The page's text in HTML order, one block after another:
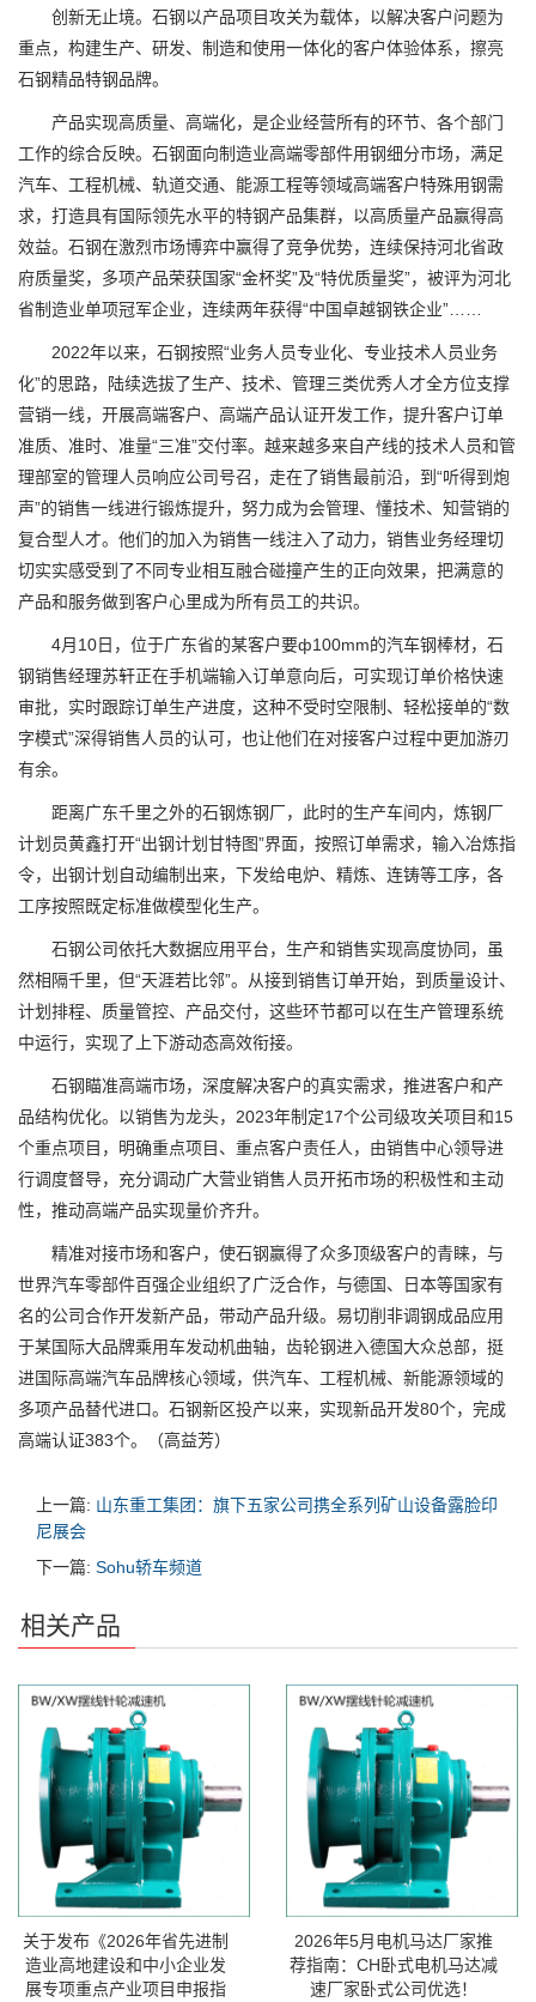
创新无止境。石钢以产品项目攻关为载体，以解决客户问题为
重点，构建生产、研发、制造和使用一体化的客户体验体系，擦亮
石钢精品特钢品牌。
产品实现高质量、高端化，是企业经营所有的环节、各个部门
工作的综合反映。石钢面向制造业高端零部件用钢细分市场，满足
汽车、工程机械、轨道交通、能源工程等领域高端客户特殊用钢需
求，打造具有国际领先水平的特钢产品集群，以高质量产品赢得高
效益。石钢在激烈市场博弈中赢得了竞争优势，连续保持河北省政
府质量奖，多项产品荣获国家“金杯奖”及“特优质量奖”，被评为河北
省制造业单项冠军企业，连续两年获得“中国卓越钢铁企业”……
2022年以来，石钢按照“业务人员专业化、专业技术人员业务
化”的思路，陆续选拔了生产、技术、管理三类优秀人才全方位支撑
营销一线，开展高端客户、高端产品认证开发工作，提升客户订单
准质、准时、准量“三准”交付率。越来越多来自产线的技术人员和管
理部室的管理人员响应公司号召，走在了销售最前沿，到“听得到炮
声”的销售一线进行锻炼提升，努力成为会管理、懂技术、知营销的
复合型人才。他们的加入为销售一线注入了动力，销售业务经理切
切实实感受到了不同专业相互融合碰撞产生的正向效果，把满意的
产品和服务做到客户心里成为所有员工的共识。
4月10日，位于广东省的某客户要ф100mm的汽车钢棒材，石
钢销售经理苏轩正在手机端输入订单意向后，可实现订单价格快速
审批，实时跟踪订单生产进度，这种不受时空限制、轻松接单的“数
字模式”深得销售人员的认可，也让他们在对接客户过程中更加游刃
有余。
距离广东千里之外的石钢炼钢厂，此时的生产车间内，炼钢厂
计划员黄鑫打开“出钢计划甘特图”界面，按照订单需求，输入冶炼指
令，出钢计划自动编制出来，下发给电炉、精炼、连铸等工序，各
工序按照既定标准做模型化生产。
石钢公司依托大数据应用平台，生产和销售实现高度协同，虽
然相隔千里，但“天涯若比邻”。从接到销售订单开始，到质量设计、
计划排程、质量管控、产品交付，这些环节都可以在生产管理系统
中运行，实现了上下游动态高效衔接。
石钢瞄准高端市场，深度解决客户的真实需求，推进客户和产
品结构优化。以销售为龙头，2023年制定17个公司级攻关项目和15
个重点项目，明确重点项目、重点客户责任人，由销售中心领导进
行调度督导，充分调动广大营业销售人员开拓市场的积极性和主动
性，推动高端产品实现量价齐升。
精准对接市场和客户，使石钢赢得了众多顶级客户的青睐，与
世界汽车零部件百强企业组织了广泛合作，与德国、日本等国家有
名的公司合作开发新产品，带动产品升级。易切削非调钢成品应用
于某国际大品牌乘用车发动机曲轴，齿轮钢进入德国大众总部，挺
进国际高端汽车品牌核心领域，供汽车、工程机械、新能源领域的
多项产品替代进口。石钢新区投产以来，实现新品开发80个，完成
高端认证383个。（高益芳）
上一篇: 山东重工集团：旗下五家公司携全系列矿山设备露脸印
尼展会
下一篇: Sohu轿车频道
相关产品
关于发布《2026年省先进制
造业高地建设和中小企业发
展专项重点产业项目申报指
2026年5月电机马达厂家推
荐指南：CH卧式电机马达减
速厂家卧式公司优选！